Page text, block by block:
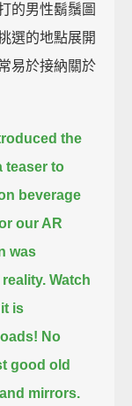
的男性鬍鬚圖
選的地點展開
易於接納關於
the
teaser to
beverage
our AR
was
Watch
is
No
good old
mirrors.